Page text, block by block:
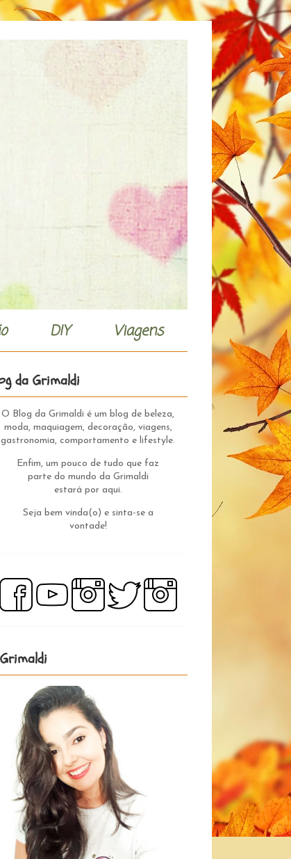
DIY Viagens
da Grimaldi
O Blog da Grimaldi é um blog de beleza,
moda, maquiagem, decoração, viagens,
gastronomia, comportamento e lifestyle.
Enfim, um pouco de tudo que faz
parte do mundo da Grimaldi
estará por aqui.
Seja bem vinda(o) e sinta-se a
vontade!